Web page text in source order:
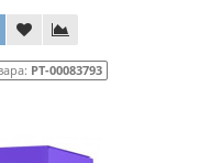
РТ-00083793